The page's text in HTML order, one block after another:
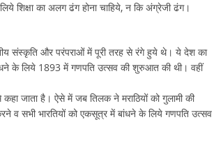
शिक्षा का अलग ढंग होना चाहिये, न कि अंग्रेजी ढंग।
संस्कृति और परंपराओं में पूरी तरह से रंगे हुये थे। ये देश का
के लिये 1893 में गणपति उत्सव की शुरुआत की थी। वहीं
कहा जाता है। ऐसे में जब तिलक ने मराठियों को गुलामी की
व सभी भारतियों को एकसूत्र में बांधने के लिये गणपति उत्सव